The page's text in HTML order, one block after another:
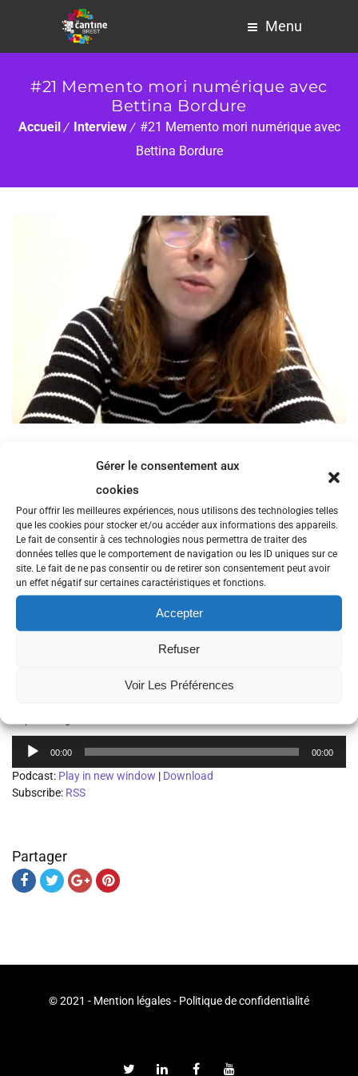
Gérer le consentement aux
cookies
Pour offrir les meilleures expériences, nous utilisons des technologies telles
que les cookies pour stocker et/ou accéder aux informations des appareils.
Le fait de consentir à ces technologies nous permettra de traiter des
données telles que le comportement de navigation ou les ID uniques sur ce
site. Le fait de ne pas consentir ou de retirer son consentement peut avoir
un effet négatif sur certaines caractéristiques et fonctions.
Accepter
Refuser
Voir Les Préférences
Menu
#21 Memento mori numérique avec
Bettina Bordure
Accueil Interview
#21 Memento mori numérique avec
Bettina Bordure
travaux sur la mort numérique.
Elle aborde la question de la définition des frontières temporelles
d’une existence numérique et expose la manière dont le droit
commence à s’en saisir. On parle des rites autour du défunt et sa
commémoration, du régime des données personnelles après la
mort, du droit à l’oubli et de la question des archives.
Bettina Bordure évoque ensuite des pistes pour une
patrimonialisation de la vie privée, avance de passionnantes
questions sur la nature de l’identité numérique et son usurpation.
On en vient même à parler transhumanisme et droits et obligations
Lecteur
audio
00:00 00:00
Podcast: Play in new window | Download
Subscribe: RSS
Partager
© 2021 - Mention légales- Politique de confidentialité